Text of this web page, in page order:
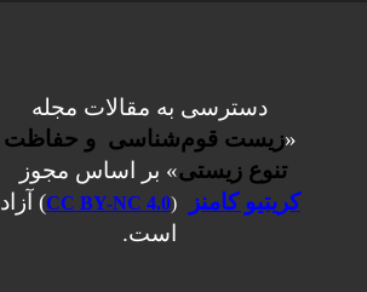
دسترسی به مقالات مجله
«زیست قوم‌شناسی و حفاظت
تنوع زیستی» بر اساس مجوز
کریتیو کامنز
(
CC BY-NC 4.0) آزاد
است.